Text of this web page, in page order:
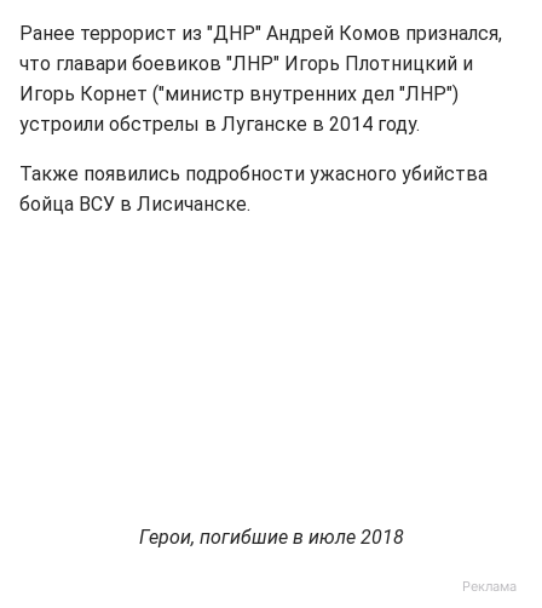
Ранее террорист из "ДНР" Андрей Комов признался,
что главари боевиков "ЛНР" Игорь Плотницкий и
Игорь Корнет ("министр внутренних дел "ЛНР")
устроили обстрелы в Луганске в 2014 году.
Также появились подробности ужасного убийства
бойца ВСУ в Лисичанске.
Герои, погибшие в июле 2018